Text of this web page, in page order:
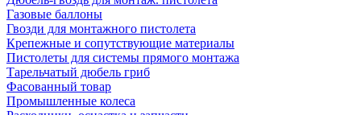
Газовые баллоны
Гвозди для монтажного пистолета
Крепежные и сопутствующие материалы
Пистолеты для системы прямого монтажа
Тарельчатый дюбель гриб
Фасованный товар
Промышленные колеса